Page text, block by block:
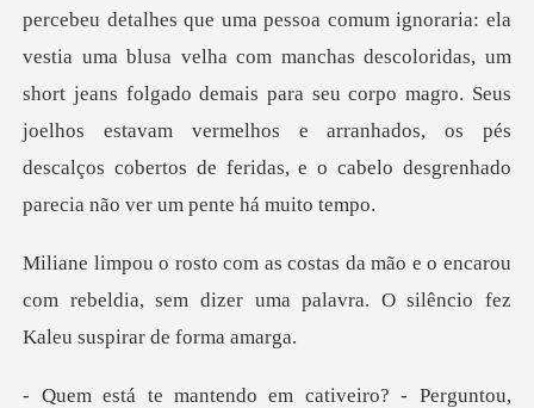
comum ignoraria: ela
vestia uma blusa velha com manchas descoloridas, um
short jeans folgado demais para seu corpo magro. Seus
joelho
o encarou
com rebeldia, sem dizer uma palavra.
untou,